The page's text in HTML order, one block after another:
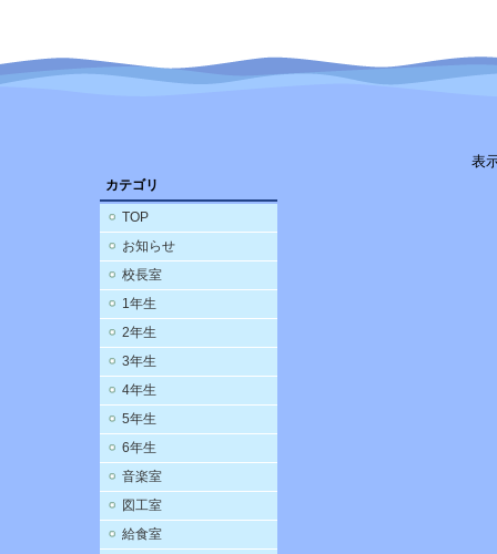
カテゴリ
TOP
お知らせ
校長室
1年生
2年生
3年生
4年生
5年生
6年生
音楽室
図工室
給食室
表